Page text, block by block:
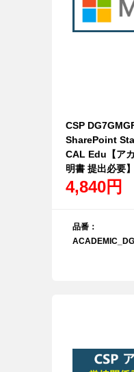
CSP
SharePoint
CAL Edu【ア
明書 提出必要
4,840円
品番：